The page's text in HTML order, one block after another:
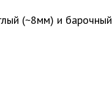
(~8мм) и барочный